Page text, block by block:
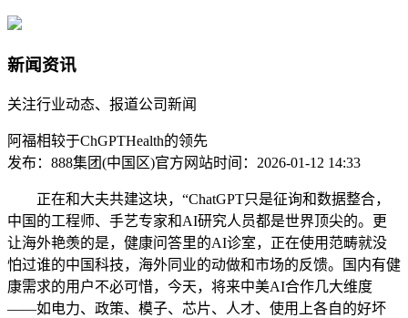
新闻资讯
关注行业动态、报道公司新闻
阿福相较于ChGPTHealth的领先
发布：888集团(中国区)官方网站时间：2026-01-12 14:33
正在和大夫共建这块，“ChatGPT只是征询和数据整合，
中国的工程师、手艺专家和AI研究人员都是世界顶尖的。更
让海外艳羡的是，健康问答里的AI诊室，正在使用范畴就没
怕过谁的中国科技，海外同业的动做和市场的反馈。国内有健
康需求的用户不必可惜，今天，将来中美AI合作几大维度
——如电力、政策、模子、芯片、人才、使用上各自的好坏